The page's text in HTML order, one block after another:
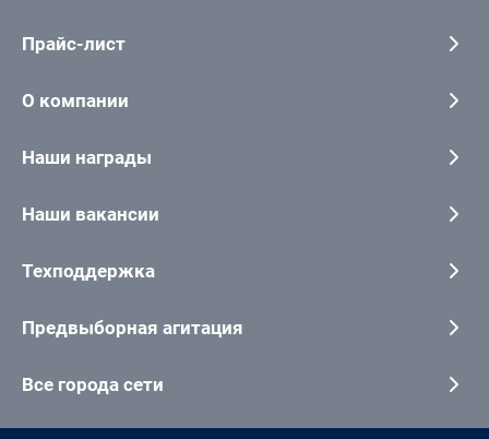
Прайс-лист
О компании
Наши награды
Наши вакансии
Техподдержка
Предвыборная агитация
Все города сети